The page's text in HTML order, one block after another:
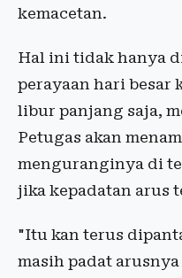
kemacetan.
Hal ini tidak hanya
perayaan hari besar
libur panjang saja,
Petugas akan
menguranginya di
jika kepadatan arus
"Itu kan terus
masih padat